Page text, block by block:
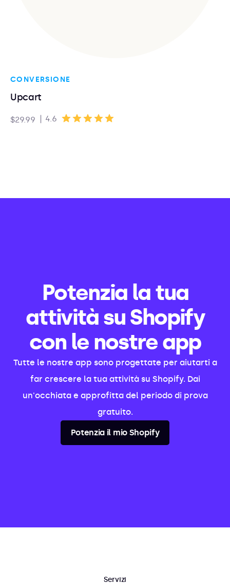
CONVERSIONE
Upcart
$29.99 4.6
Potenzia la tua
attività su Shopify
con le nostre app
Tutte le nostre app sono progettate per aiutarti a
far crescere la tua attività su Shopify. Dai
un'occhiata e approfitta del periodo di prova
gratuito.
Potenzia il mio Shopify
Servizi